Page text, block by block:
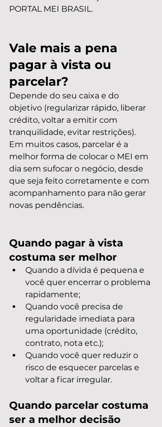
PORTAL MEI BRASIL.
Vale mais a pena
pagar à vista ou
parcelar?
Depende do seu caixa e do
objetivo (regularizar rápido, liberar
crédito, voltar a emitir com
tranquilidade, evitar restrições).
Em muitos casos, parcelar é a
melhor forma de colocar o MEI em
dia sem sufocar o negócio, desde
que seja feito corretamente e com
acompanhamento para não gerar
novas pendências.
Quando pagar à vista
costuma ser melhor
Quando a dívida é pequena e
você quer encerrar o problema
rapidamente;
Quando você precisa de
regularidade imediata para
uma oportunidade (crédito,
contrato, nota etc.);
Quando você quer reduzir o
risco de esquecer parcelas e
voltar a ficar irregular.
Quando parcelar costuma
ser a melhor decisão